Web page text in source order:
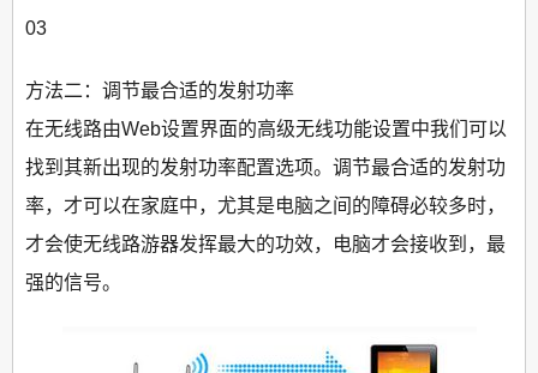
03
方法二：调节最合适的发射功率
在无线路由Web设置界面的高级无线功能设置中我们可以
找到其新出现的发射功率配置选项。调节最合适的发射功
率，才可以在家庭中，尤其是电脑之间的障碍必较多时，
才会使无线路游器发挥最大的功效，电脑才会接收到，最
强的信号。